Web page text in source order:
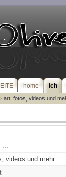
home ich
art, fotos, videos und
...
videos und mehr